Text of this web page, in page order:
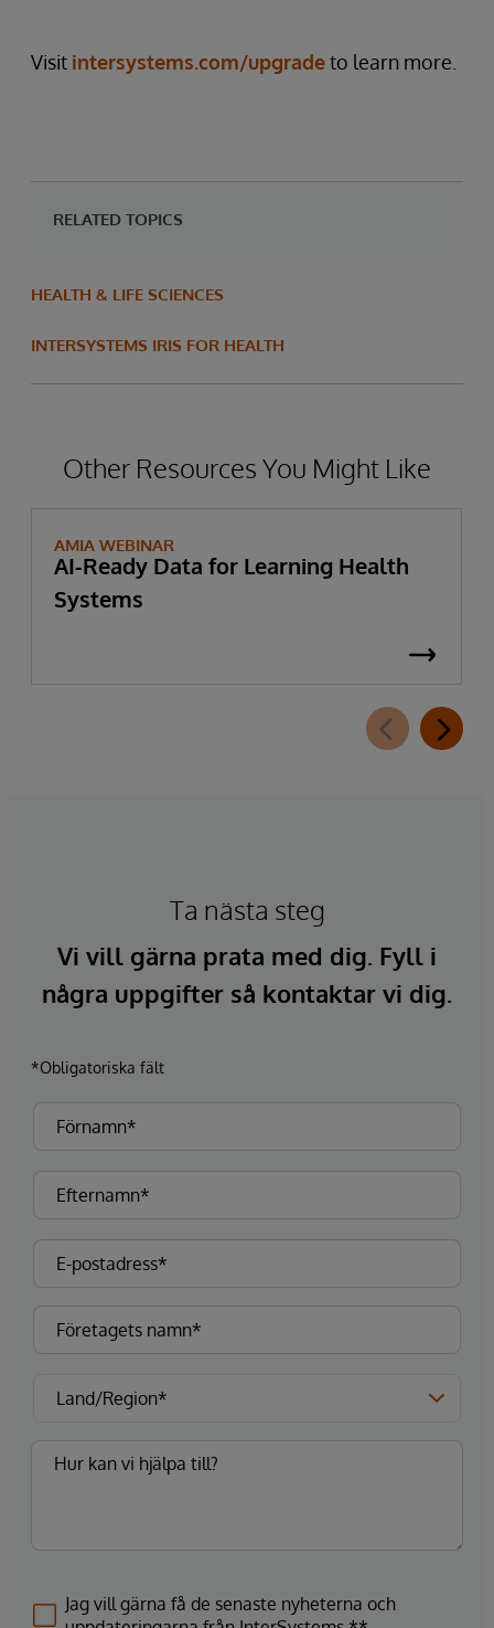
Visit intersystems.com/upgradeto learn more.
RELATED TOPICS
HEALTH & LIFE SCIENCES
INTERSYSTEMS IRIS FOR HEALTH
Other Resources You Might Like
AMIA WEBINAR
AI-Ready Data for Learning Health
Systems
Ta nästa steg
Vi vill gärna prata med dig. Fyll i
några uppgifter så kontaktar vi dig.
*Obligatoriska fält
Jag vill gärna få de senaste nyheterna och